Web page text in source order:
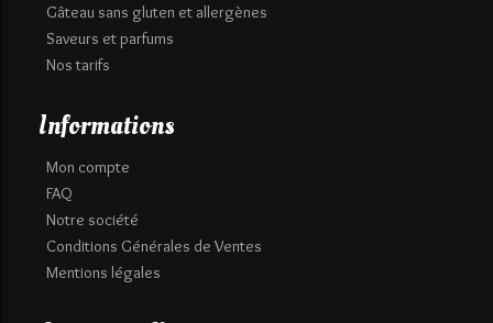
Gâteau sans gluten et allergènes
Saveurs et parfums
Nos tarifs
Informations
Mon compte
FAQ
Notre société
Conditions Générales de Ventes
Mentions légales